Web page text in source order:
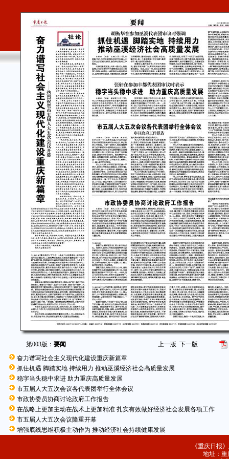
第003版：要闻 上一版 下一版
奋力谱写社会主义现代化建设重庆新篇章
抓住机遇 脚踏实地 持续用力 推动巫溪经济社会高质量发展
稳字当头稳中求进 助力重庆高质量发展
市五届人大五次会议各代表团举行全体会议
市政协委员协商讨论政府工作报告
在战略上更加主动在战术上更加精准 扎实有效做好经济社会发展各项工作
市五届人大五次会议隆重开幕
增强底线思维积极主动作为 推动经济社会持续健康发展
《重庆日报
地址：重